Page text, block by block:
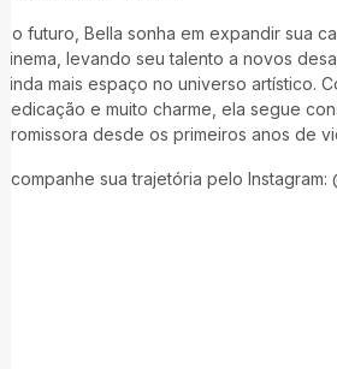
No futuro, Bella sonha em expandir sua
cinema, levando seu talento a novos
ainda mais espaço no universo artístico.
dedicação e muito charme, ela segue
promissora desde os primeiros anos de
Acompanhe sua trajetória pelo Instagram: